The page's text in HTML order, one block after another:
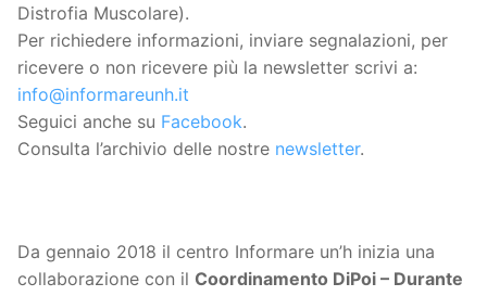
Distrofia Muscolare).
Per richiedere informazioni, inviare segnalazioni, per
ricevere o non ricevere più la newsletter scrivi a:
info@informareunh.it
Seguici anche su Facebook.
Consulta l’archivio delle nostre newsletter.
Da gennaio 2018 il centro Informare un’h inizia una
collaborazione con il Coordinamento DiPoi – Durante